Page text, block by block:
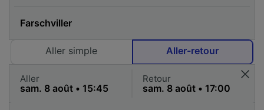
Aller simple Aller-retour
Aller Retour